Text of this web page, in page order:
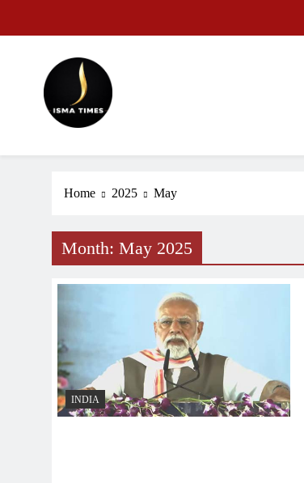
ISMA TIMES NEWS
Home 2025 May
Month: May 2025
INDIA